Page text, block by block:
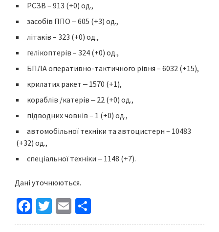
РСЗВ – 913 (+0) од.,
засобів ППО ‒ 605 (+3) од.,
літаків – 323 (+0) од.,
гелікоптерів – 324 (+0) од.,
БПЛА оперативно-тактичного рівня – 6032 (+15),
крилатих ракет ‒ 1570 (+1),
кораблів /катерів ‒ 22 (+0) од.,
підводних човнів – 1 (+0) од.,
автомобільної техніки та автоцистерн – 10483
(+32) од.,
спеціальної техніки ‒ 1148 (+7).
Дані уточнюються.
Fa
ce
T
wi
E
m h